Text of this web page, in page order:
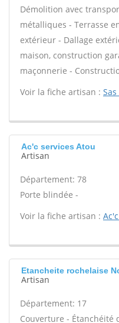
Démolition avec
métalliques - Terrasse
extérieur - Dallage
maison, construction
maçonnerie -
Voir la fiche artisan :
Ac'c services Atou
Artisan
Département: 78
Porte blindée -
Voir la fiche artisan :
Etancheite rochelaise
Artisan
Département: 17
Couverture - Étanchéité